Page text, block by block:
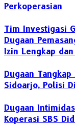
Perkoperasian
Tim Investigasi
Dugaan
Izin Lengkap
Dugaan
Sidoarjo, Polisi
Dugaan
Koperasi SBS